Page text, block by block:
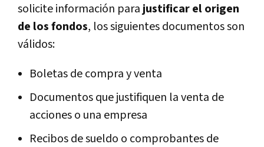
solicite información para justificar el origen
de los fondos, los siguientes documentos son
válidos:
Boletas de compra y venta
Documentos que justifiquen la venta de
acciones o una empresa
Recibos de sueldo o comprobantes de